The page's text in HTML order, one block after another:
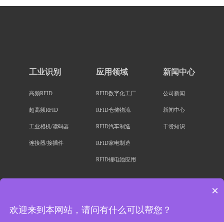
工业识别
高频RFID
超高频RFID
工业相机/读码器
连接器/接插件
应用领域
RFID数字化工厂
RFID仓储物流
RFID汽车制造
RFID家电制造
RFID锂电池应用
新闻中心
公司新闻
新闻中心
干货知识
×
欢迎来到本网站，请问有什么可以帮您？